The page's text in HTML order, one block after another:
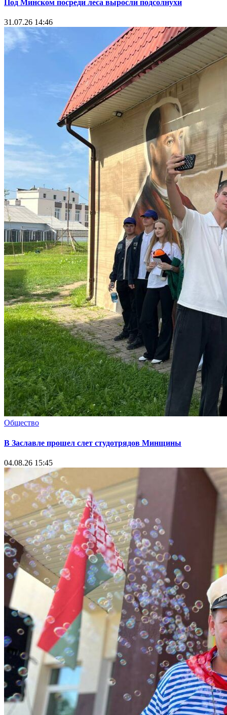
Под Минском посреди леса выросли подсолнухи
31.07.26 14:46
Общество
В Заславле прошел слет студотрядов Минщины
04.08.26 15:45